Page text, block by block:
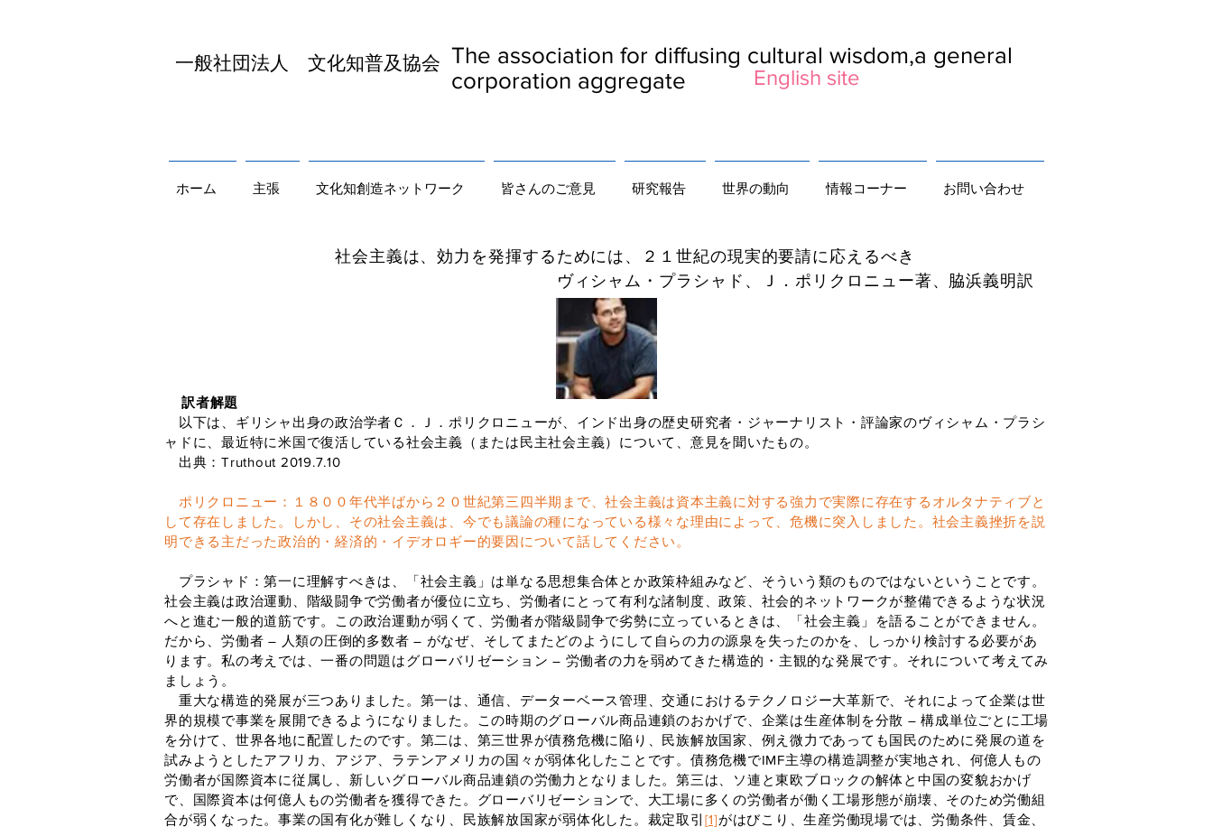
​一般社団法人 文化知普及協会 The association for diffusing cultural wisdom,a general
corporation aggregate
English site
ホーム 主張 文化知創造ネットワーク 皆さんのご意見 研究報告 世界の動向 情報コーナー お問い合わせ
社会主義は、効力を発揮するためには、２１世紀の現実的要請に応えるべき
ヴィシャム・プラシャド、Ｊ．ポリクロニュー著、脇浜義明訳
訳者解題
以下は、ギリシャ出身の政治学者Ｃ．Ｊ．ポリクロニューが、インド出身の歴史研究者・ジャーナリスト・評論家のヴィシャム・プラシ
ャドに、最近特に米国で復活している社会主義（または民主社会主義）について、意見を聞いたもの。
出典：Truthout 2019.7.10
ポリクロニュー：１８００年代半ばから２０世紀第三四半期まで、社会主義は資本主義に対する強力で実際に存在するオルタナティブと
して存在しました。しかし、その社会主義は、今でも議論の種になっている様々な理由によって、危機に突入しました。社会主義挫折を説
明できる主だった政治的・経済的・イデオロギー的要因について話してください。
プラシャド：第一に理解すべきは、「社会主義」は単なる思想集合体とか政策枠組みなど、そういう類のものではないということです。
社会主義は政治運動、階級闘争で労働者が優位に立ち、労働者にとって有利な諸制度、政策、社会的ネットワークが整備できるような状況
へと進む一般的道筋です。この政治運動が弱くて、労働者が階級闘争で劣勢に立っているときは、「社会主義」を語ることができません。
だから、労働者 ― 人類の圧倒的多数者 ― がなぜ、そしてまたどのようにして自らの力の源泉を失ったのかを、しっかり検討する必要があ
ります。私の考えでは、一番の問題はグローバリゼーション ― 労働者の力を弱めてきた構造的・主観的な発展です。それについて考えてみ
ましょう。
重大な構造的発展が三つありました。第一は、通信、データーベース管理、交通におけるテクノロジー大革新で、それによって企業は世
界的規模で事業を展開できるようになりました。この時期のグローバル商品連鎖のおかげで、企業は生産体制を分散 ― 構成単位ごとに工場
を分けて、世界各地に配置したのです。第二は、第三世界が債務危機に陥り、民族解放国家、例え微力であっても国民のために発展の道を
試みようとしたアフリカ、アジア、ラテンアメリカの国々が弱体化したことです。債務危機でIMF主導の構造調整が実地され、何億人もの
労働者が国際資本に従属し、新しいグローバル商品連鎖の労働力となりました。第三は、ソ連と東欧ブロックの解体と中国の変貌おかげ
で、国際資本は何億人もの労働者を獲得できた。グローバリゼーションで、大工場に多くの労働者が働く工場形態が崩壊、そのため労働組
合が弱くなった。事業の国有化が難しくなり、民族解放国家が弱体化した。裁定取引 [1]がはびこり、生産労働現場では、労働条件、賃金、